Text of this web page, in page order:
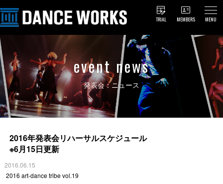
TRIAL MEMBERS MENU
event news
発表会：ニュース
2016年発表会リハーサルスケジュール
※6月15日更新
2016.06.15
2016 art-dance tribe vol.19